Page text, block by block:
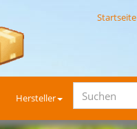
Startseite
Hersteller